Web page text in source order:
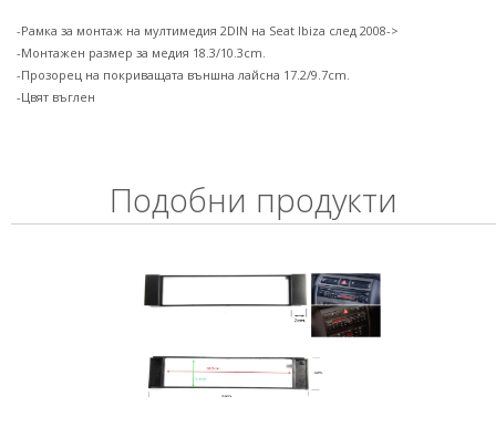
-Рамка за монтаж на мултимедия 2DIN на Seat Ibiza след 2008->
-Монтажен размер за медия 18.3/10.3cm.
-Прозорец на покриващата външна лайсна 17.2/9.7cm.
-Цвят въглен
Подобни продукти